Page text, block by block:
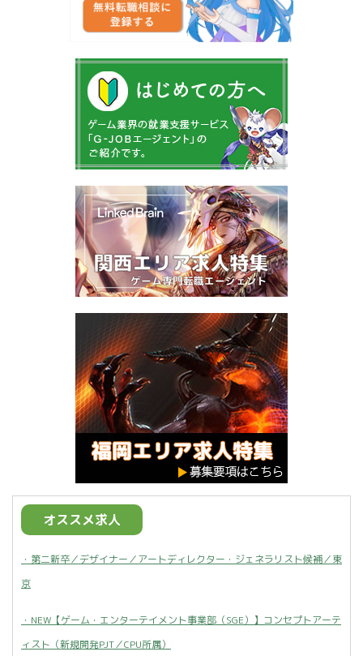
オススメ求人
・第二新卒／デザイナー／アートディレクター・ジェネラリスト候補／東
京
・NEW【ゲーム・エンターテイメント事業部（SGE）】コンセプトアーテ
ィスト（新規開発PJT／CPU所属）